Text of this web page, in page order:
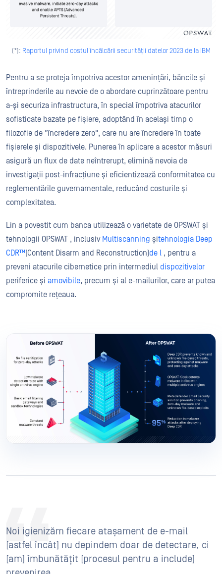
(*): Raportul privind costul încălcării securității datelor 2023 de la IBM
Pentru a se proteja împotriva acestor amenințări, băncile și
întreprinderile au nevoie de o abordare cuprinzătoare pentru
a-și securiza infrastructura, în special împotriva atacurilor
sofisticate bazate pe fișiere, adoptând în același timp o
filozofie de "încredere zero", care nu are încredere în toate
fișierele și dispozitivele. Punerea în aplicare a acestor măsuri
asigură un flux de date neîntrerupt, elimină nevoia de
investigații post-infracțiune și eficientizează conformitatea cu
reglementările guvernamentale, reducând costurile și
complexitatea.
Lin a povestit cum banca utilizează o varietate de OPSWAT și
tehnologii OPSWAT , inclusiv Multiscanning șitehnologia Deep
CDR™(Content Disarm and Reconstruction)de l , pentru a
preveni atacurile cibernetice prin intermediul dispozitivelor
periferice și amovibile, precum și al e-mailurilor, care ar putea
compromite rețeaua.
Noi igienizăm fiecare atașament de e-mail
[astfel încât] nu depindem doar de detectare, ci
[am] îmbunătățit [procesul pentru a include]